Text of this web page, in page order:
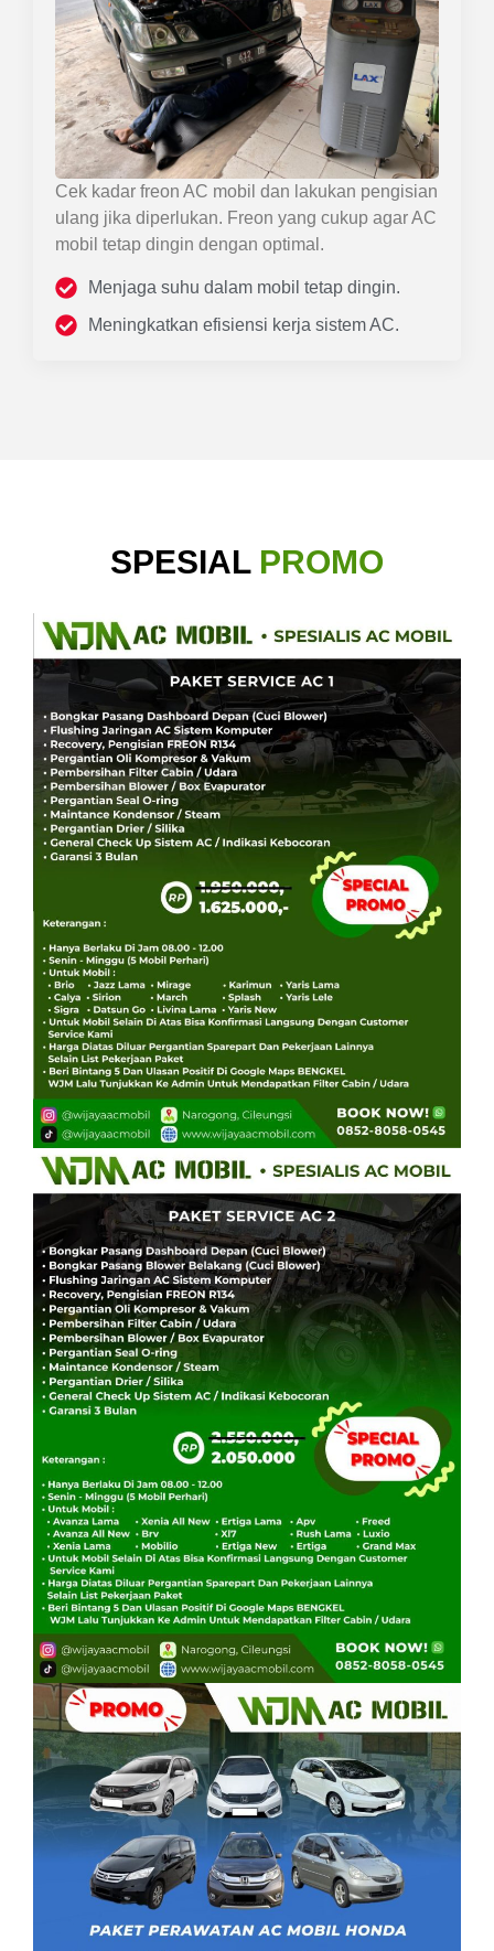
Cek kadar freon AC mobil dan lakukan pengisian
ulang jika diperlukan. Freon yang cukup agar AC
mobil tetap dingin dengan optimal.
Menjaga suhu dalam mobil tetap dingin.
Meningkatkan efisiensi kerja sistem AC.
SPESIAL PROMO